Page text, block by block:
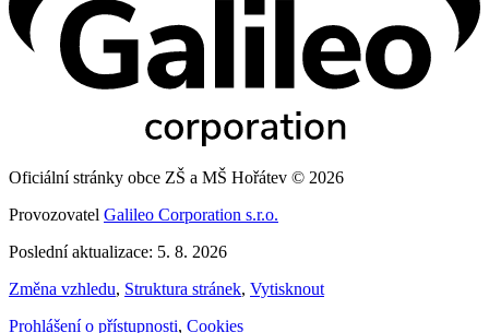
Oficiální stránky obce ZŠ a MŠ Hořátev © 2026
Provozovatel Galileo Corporation s.r.o.
Poslední aktualizace: 5. 8. 2026
Změna vzhledu, Struktura stránek, Vytisknout
Prohlášení o přístupnosti, Cookies